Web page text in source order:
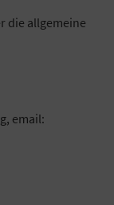
die allgemeine
email: